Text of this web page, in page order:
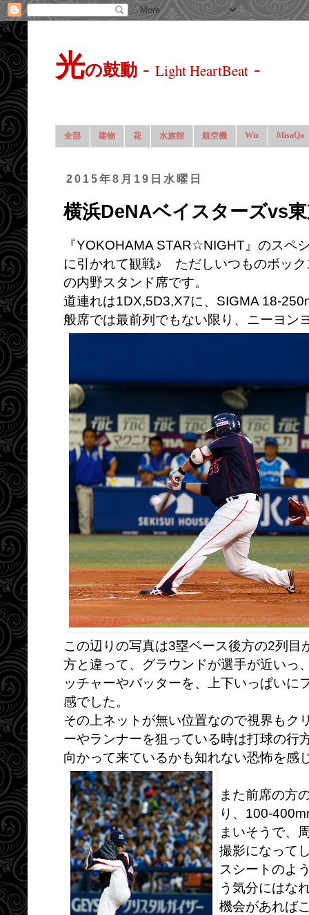
光の鼓動 - Light HeartBeat -
全部 建物 花 水族館 航空機 Wiz MisaQa
2015年8月19日水曜日
横浜DeNAベイスターズvs
『YOKOHAMA STAR☆NIGHT』のスペ
に引かれて観戦♪ ただしいつものボッ
の内野スタンド席です。
道連れは1DX,5D3,X7に、SIGMA 18-
般席では最前列でもない限り、ニーヨン
この辺りの写真は3塁ベース後方の2列
方と違って、グラウンドが選手が近い
ッチャーやバッターを、上下いっぱいに
感でした。
その上ネットが無い位置なので視界もク
ーやランナーを狙っている時は打球の行
向かって来ているかも知れない恐怖を感
また前席の方
り、100-
まいそうで、
撮影になって
スシートのよ
う気分にはな
機会があれば